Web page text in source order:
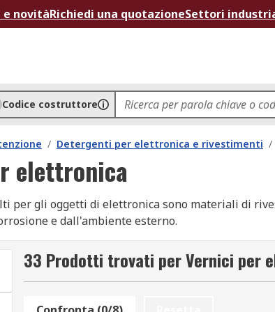
e novitàRichiedi una quotazioneSettori
Codice costruttore
/ Detergenti per elettronica e rivestimenti /
elettronica
per gli oggetti di elettronica sono materiali di
e dall'ambiente esterno.
temperature estreme e umidità possono
efficiente. Oltre a proteggerli da
33 Prodotti trovati per Vernici per